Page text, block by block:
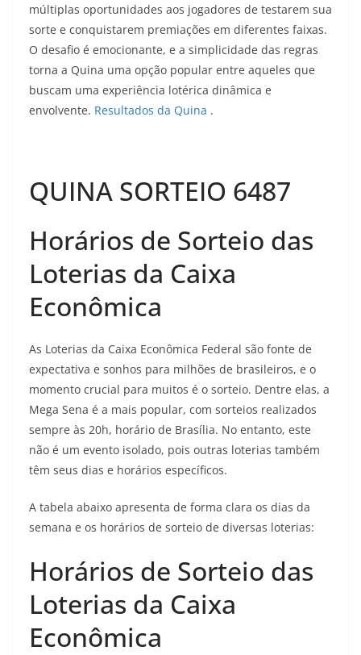
múltiplas oportunidades aos jogadores de testarem sua
sorte e conquistarem premiações em diferentes faixas.
O desafio é emocionante, e a simplicidade das regras
torna a Quina uma opção popular entre aqueles que
buscam uma experiência lotérica dinâmica e
envolvente. Resultados da Quina .
QUINA SORTEIO 6487
Horários de Sorteio das
Loterias da Caixa
Econômica
As Loterias da Caixa Econômica Federal são fonte de
expectativa e sonhos para milhões de brasileiros, e o
momento crucial para muitos é o sorteio. Dentre elas, a
Mega Sena é a mais popular, com sorteios realizados
sempre às 20h, horário de Brasília. No entanto, este
não é um evento isolado, pois outras loterias também
têm seus dias e horários específicos.
A tabela abaixo apresenta de forma clara os dias da
semana e os horários de sorteio de diversas loterias:
Horários de Sorteio das
Loterias da Caixa
Econômica